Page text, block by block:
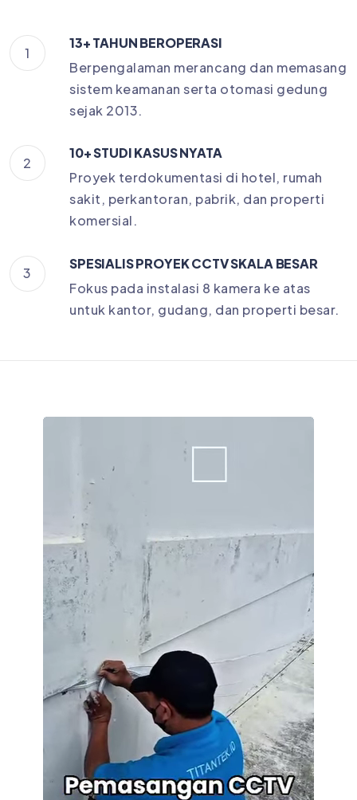
1
13+ TAHUN BEROPERASI
Berpengalaman merancang dan memasang
sistem keamanan serta otomasi gedung
sejak 2013.
2
10+ STUDI KASUS NYATA
Proyek terdokumentasi di hotel, rumah
sakit, perkantoran, pabrik, dan properti
komersial.
3
SPESIALIS PROYEK CCTV SKALA BESAR
Fokus pada instalasi 8 kamera ke atas
untuk kantor, gudang, dan properti besar.